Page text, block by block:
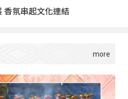
香氛串起文化連結